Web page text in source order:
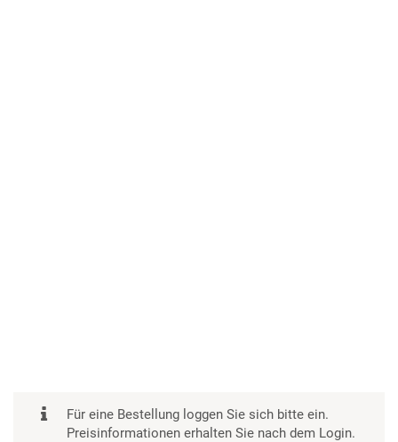
Für eine Bestellung loggen Sie sich bitte ein.
Preisinformationen erhalten Sie nach dem Login.